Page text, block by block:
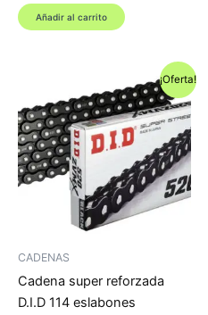
Añadir al carrito
¡Oferta!
CADENAS
Cadena super reforzada
D.I.D 114 eslabones